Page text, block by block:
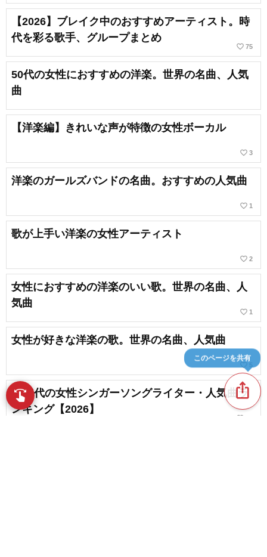
【2026】ブレイク中のおすすめアーティスト。時
代を彩る歌手、グループまとめ
favorite_border 75
50代の女性におすすめの洋楽。世界の名曲、人気
曲
【洋楽編】きれいな声が特徴の女性ボーカル
favorite_border 3
洋楽のガールズバンドの名曲。おすすめの人気曲
favorite_border 1
歌が上手い洋楽の女性アーティスト
favorite_border 2
女性におすすめの洋楽のいい歌。世界の名曲、人
気曲
favorite_border 1
女性が好きな洋楽の歌。世界の名曲、人気曲
90年代の女性シンガーソングライター・人気曲ラ
ンキング【2026】
favorite_border
ios_share
このページを共有
swipe 指先で音楽をブラウズ